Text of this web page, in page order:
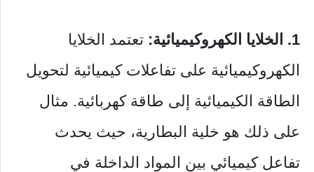
1. الخلايا الكهروكيميائية:
تعتمد الخلايا
الكهروكيميائية على تفاعلات كيميائية لتحويل
الطاقة الكيميائية إلى طاقة كهربائية. مثال
على ذلك هو خلية البطارية، حيث يحدث
تفاعل كيميائي بين المواد الداخلة في